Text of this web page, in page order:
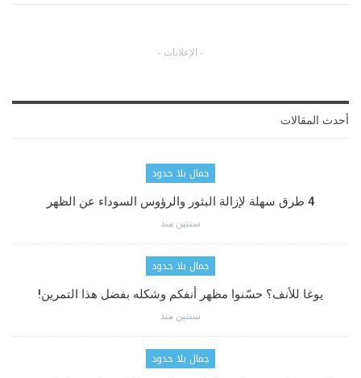
- الإعلانات -
أحدث المقالات
جمال بلا حدود
4 طرق سهلة لإزالة البثور والرؤوس السوداء عن الظهر
سنتين منذ
جمال بلا حدود
يوغا للأنف؟ حسّنوا مظهر أنفكم وشكله بفضل هذا التمرين!
سنتين منذ
جمال بلا حدود